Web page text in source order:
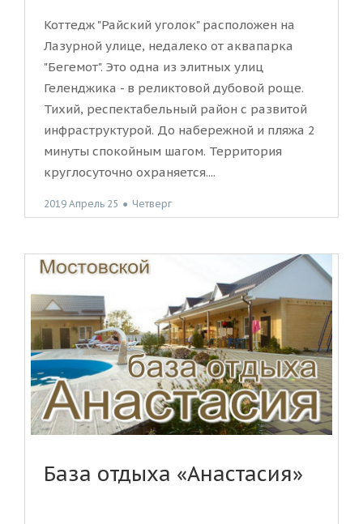
Коттедж "Райский уголок" расположен на
Лазурной улице, недалеко от аквапарка
"Бегемот". Это одна из элитных улиц
Геленджика - в реликтовой дубовой роще.
Тихий, респектабельный район с развитой
инфраструктурой. До набережной и пляжа 2
минуты спокойным шагом. Территория
круглосуточно охраняется....
2019 Апрель 25 ● Четверг
База отдыха «Анастасия»